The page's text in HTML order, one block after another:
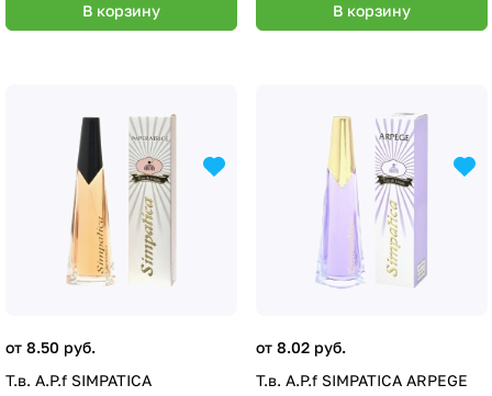
В корзину В корзину
от 8.50 руб.
Т.в. A.P.f SIMPATICA
от 8.02 руб.
Т.в. A.P.f SIMPATICA ARPEGE